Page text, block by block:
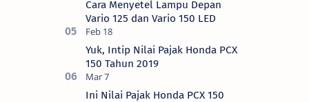
Cara Menyetel Lampu Depan
Vario 125 dan Vario 150 LED
Yuk, Intip Nilai Pajak Honda PCX
150 Tahun 2019
Ini Nilai Pajak Honda PCX 150